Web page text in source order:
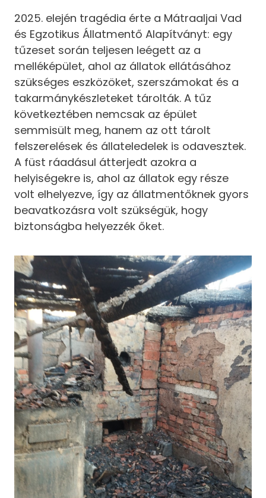
2025. elején tragédia érte a Mátraaljai Vad
és Egzotikus Állatmentő Alapítványt: egy
tűzeset során teljesen leégett az a
melléképület, ahol az állatok ellátásához
szükséges eszközöket, szerszámokat és a
takarmánykészleteket tárolták. A tűz
következtében nemcsak az épület
semmisült meg, hanem az ott tárolt
felszerelések és állateledelek is odavesztek.
A füst ráadásul átterjedt azokra a
helyiségekre is, ahol az állatok egy része
volt elhelyezve, így az állatmentőknek gyors
beavatkozásra volt szükségük, hogy
biztonságba helyezzék őket.